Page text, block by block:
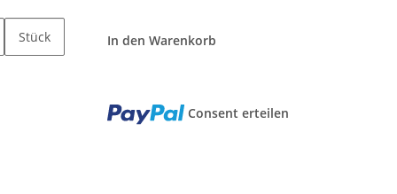
Stück In den Warenkorb
Consent erteilen